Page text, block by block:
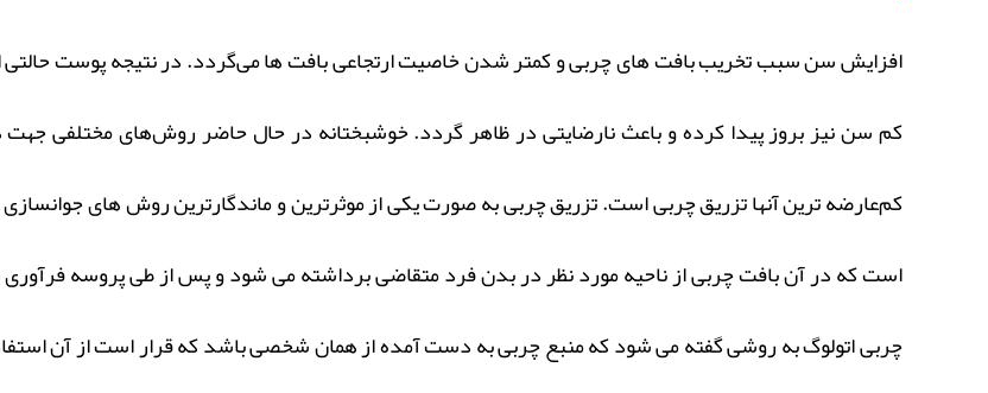
افزایش سن سبب تخریب بافت‌ های چربی و کمتر شدن خاصیت ارتجاعی بافت ها می‌گردد. در نتیجه پوست حالتی
کم سن نیز بروز پیدا کرده و باعث نارضایتی در ظاهر گردد. خوشبختانه در حال حاضر روش‌های مختلفی
کم‌عارضه‌ ترین آنها تزریق چربی است. تزریق چربی به صورت یکی از موثرترین و ماندگارترین روش های
است که در آن بافت چربی از ناحیه مورد نظر در بدن فرد متقاضی برداشته می شود و پس از طی پروسه فرآوری
چربی اتولوگ به روشی گفته می شود که منبع چربی به دست آمده از همان شخصی باشد که قرار است از آن